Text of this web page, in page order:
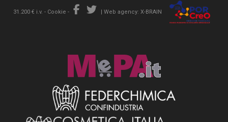
31.200 € i.v. - Cookie - | Web agency: X-BRAIN